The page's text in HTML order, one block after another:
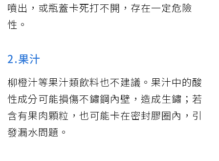
噴出，或瓶蓋卡死打不開，存在一定危險
性。
2.果汁
柳橙汁等果汁類飲料也不建議。果汁中的酸
性成分可能損傷不鏽鋼內壁，造成生鏽；若
含有果肉顆粒，也可能卡在密封膠圈內，引
發漏水問題。